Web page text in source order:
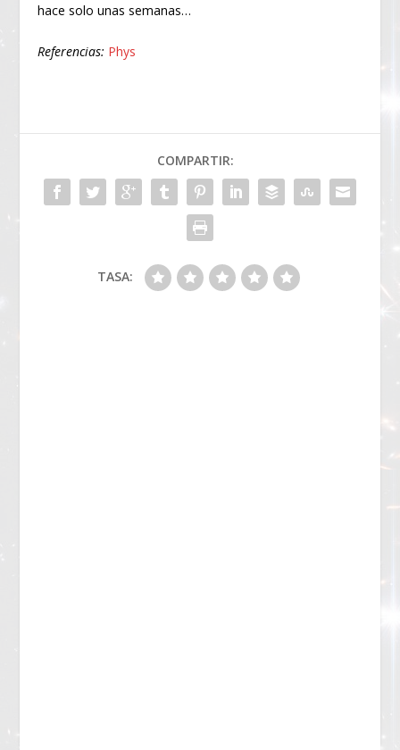
hace solo unas semanas…
Referencias: Phys
COMPARTIR:
TASA: